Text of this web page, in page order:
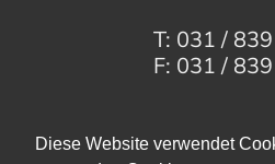
T: 031 /
F: 031 /
Diese Website verwendet